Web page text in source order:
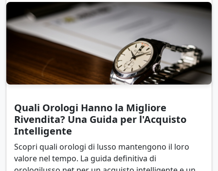
Quali Orologi Hanno la Migliore
Rivendita? Una Guida per l'Acquisto
Intelligente
Scopri quali orologi di lusso mantengono il loro
valore nel tempo. La guida definitiva di